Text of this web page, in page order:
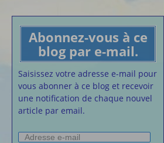
Abonnez-vous à ce
blog par e-mail.
Saisissez votre adresse e-mail pour
vous abonner à ce blog et recevoir
une notification de chaque nouvel
article par email.
Adresse